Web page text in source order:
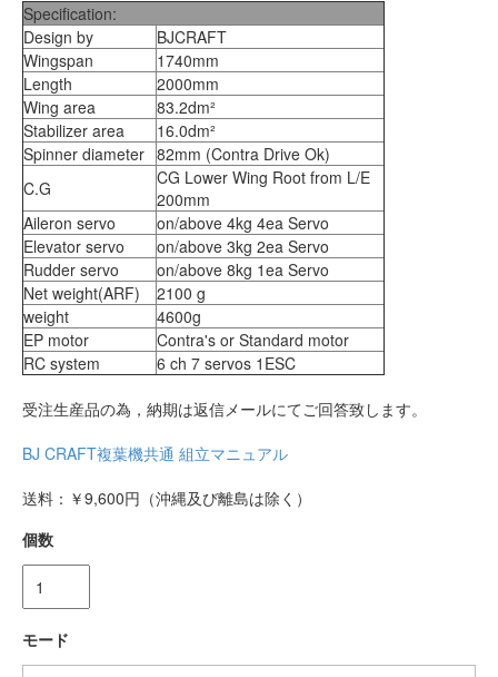
Specification:
Design by
BJCRAFT
Wingspan
1740mm
Length
2000mm
Wing area
83.2dm²
Stabilizer area
16.0dm²
Spinner diameter 82mm (Contra Drive Ok)
C.G
CG Lower Wing Root from L/E
200mm
Aileron servo
on/above 4kg 4ea Servo
Elevator servo
on/above 3kg 2ea Servo
Rudder servo
on/above 8kg 1ea Servo
Net weight(ARF)
2100 g
weight
4600g
EP motor
Contra's or Standard motor
RC system
6 ch 7 servos 1ESC
受注生産品の為，納期は返信メールにてご回答致します。
BJ CRAFT複葉機共通 組立マニュアル
送料：￥9,600円（沖縄及び離島は除く）
個数
モード